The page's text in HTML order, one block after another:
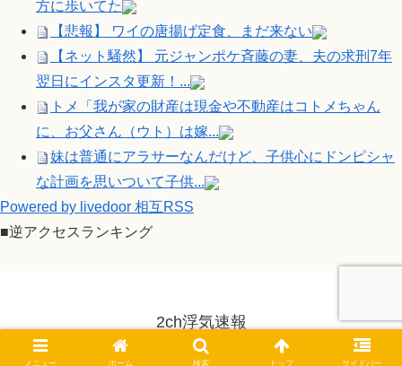
方に歩いてた
【悲報】 ワイの唐揚げ定食、まだ来ない
【ネット騒然】 元ジャンポケ斉藤の妻、夫の求刑7年
翌日にインスタ更新！...
トメ「我が家の財産は現金や不動産はコトメちゃん
に、お父さん（ウト）は嫁...
妹は普通にアラサーなんだけど、子供心にドンピシャ
な計画を思いついて子供...
Powered by livedoor 相互RSS
■逆アクセスランキング
2ch浮気速報
© 2014-2026 2ch浮気速報.
メニュー ホーム 検索 トップ サイドバー